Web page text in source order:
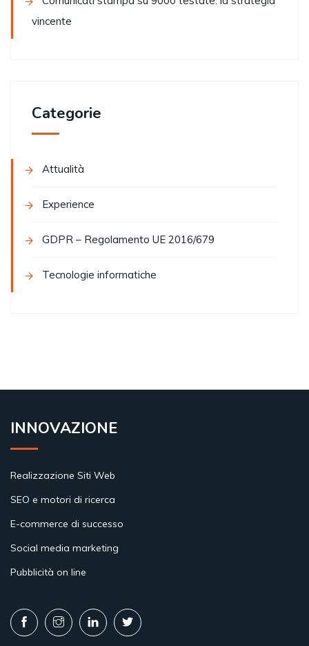
vincente
Categorie
Attualità
Experience
GDPR – Regolamento UE 2016/679
Tecnologie informatiche
INNOVAZIONE
Realizzazione Siti Web
SEO e motori di ricerca
E-commerce di successo
Social media marketing
Pubblicità on line